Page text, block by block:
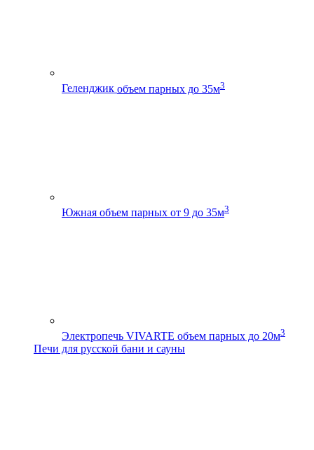
Геленджик объем парных до 35м3
Южная объем парных от 9 до 35м3
Электропечь VIVARTE объем парных до 20м3
Печи для русской бани и сауны